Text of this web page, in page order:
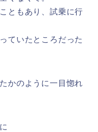
ともあり、試乗に行
ていたところだった
かのように一目惚れ